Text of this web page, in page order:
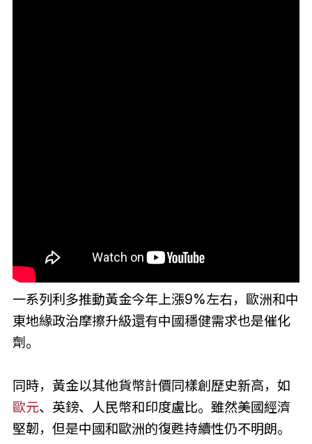
一系列利多推動黃金今年上漲9%左右，歐洲和中
東地緣政治摩擦升級還有中國穩健需求也是催化
劑。
同時，黃金以其他貨幣計價同樣創歷史新高，如
歐元、英鎊、人民幣和印度盧比。雖然美國經濟
堅韌，但是中國和歐洲的復甦持續性仍不明朗。